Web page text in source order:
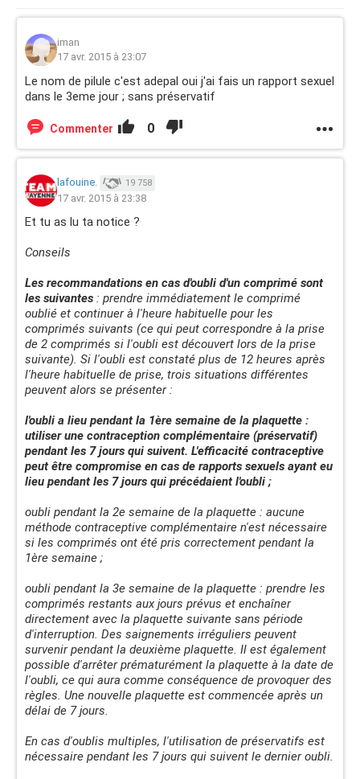
iman
17 avr. 2015 à 23:07
Le nom de pilule c'est adepal oui j'ai fais un rapport sexuel
dans le 3eme jour ; sans préservatif
Commenter 0
lafouine. 19 758
17 avr. 2015 à 23:38
Et tu as lu ta notice ?
Conseils
Les recommandations en cas d'oubli d'un comprimé sont
les suivantes : prendre immédiatement le comprimé
oublié et continuer à l'heure habituelle pour les
comprimés suivants (ce qui peut correspondre à la prise
de 2 comprimés si l'oubli est découvert lors de la prise
suivante). Si l'oubli est constaté plus de 12 heures après
l'heure habituelle de prise, trois situations différentes
peuvent alors se présenter :
l'oubli a lieu pendant la 1ère semaine de la plaquette :
utiliser une contraception complémentaire (préservatif)
pendant les 7 jours qui suivent. L'efficacité contraceptive
peut être compromise en cas de rapports sexuels ayant eu
lieu pendant les 7 jours qui précédaient l'oubli ;
oubli pendant la 2e semaine de la plaquette : aucune
méthode contraceptive complémentaire n'est nécessaire
si les comprimés ont été pris correctement pendant la
1ère semaine ;
oubli pendant la 3e semaine de la plaquette : prendre les
comprimés restants aux jours prévus et enchaîner
directement avec la plaquette suivante sans période
d'interruption. Des saignements irréguliers peuvent
survenir pendant la deuxième plaquette. Il est également
possible d'arrêter prématurément la plaquette à la date de
l'oubli, ce qui aura comme conséquence de provoquer des
règles. Une nouvelle plaquette est commencée après un
délai de 7 jours.
En cas d'oublis multiples, l'utilisation de préservatifs est
nécessaire pendant les 7 jours qui suivent le dernier oubli.